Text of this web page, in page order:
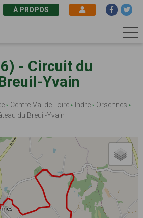
À PROPOS
- Circuit du
Yvain
Centre-Val de Loire Indre
Orsennes
du Breuil-Yvain